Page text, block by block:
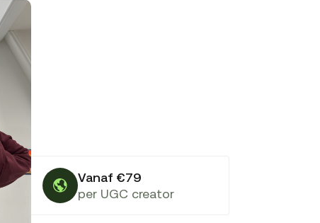
Vanaf €79
per UGC creator